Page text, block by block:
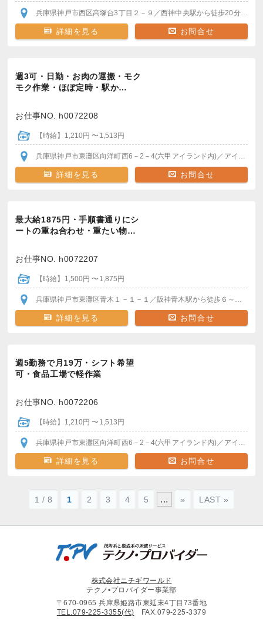
兵庫県神戸市西区高塚台3丁目２－９ ／西神中央駅から徒歩20分車・
詳細を見る お問合せ
週3可・日勤・お肉の運搬・モク
モク作業・ほぼ定時・駅か…
お仕事NO. h0072208
【時給】1,210円 〜1,513円
兵庫県神戸市東灘区向洋町西6－2－4(六甲アイランド内)／アイランド北口駅
詳細を見る お問合せ
最大給1875円・手順書通りにシ
ートの重ね合わせ・重たい物…
お仕事NO. h0072207
【時給】1,500円 〜1,875円
兵庫県神戸市東灘区青木１－１－１ ／阪神青木駅から徒歩６～７分
詳細を見る お問合せ
週5勤務で月19万・シフト希望
可・食品工場で軽作業
お仕事NO. h0072206
【時給】1,210円 〜1,513円
兵庫県神戸市東灘区向洋町西6－2－4(六甲アイランド内)／アイランド北口駅
詳細を見る お問合せ
1 / 8 1 2 3 4 5 ... » LAST »
株式会社ニチギワールド
テクノ•プロバイダー事業部
〒670-0965 兵庫県姫路市東延末4丁目73番地
TEL.079-225-3355(代) FAX.079-225-3379